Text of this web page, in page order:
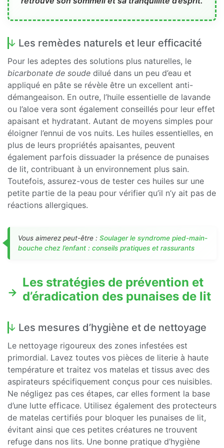
Les remèdes naturels et leur efficacité
Pour les adeptes des solutions plus naturelles, le
bicarbonate de soude dilué dans un peu d’eau et
appliqué en pâte se révèle être un excellent anti-
démangeaison. En outre, l’huile essentielle de lavande
ou l’aloe vera sont également conseillés pour leur effet
apaisant et hydratant. Autant de moyens simples pour
éloigner l’ennui de vos nuits. Les huiles essentielles, en
plus de leurs propriétés apaisantes, peuvent
également parfois dissuader la présence de punaises
de lit, contribuant à un environnement plus sain.
Toutefois, assurez-vous de tester ces huiles sur une
petite partie de la peau pour vérifier qu’il n’y ait pas de
réactions allergiques.
Vous aimerez peut-être : Soulager le syndrome pied-main-
bouche chez l’enfant : conseils pratiques et rassurants
Les stratégies de prévention et
d’éradication des punaises de lit
Les mesures d’hygiène et de nettoyage
Le nettoyage rigoureux des zones infestées est
primordial. Lavez toutes vos pièces de literie à haute
température et traitez vos matelas et tissus avec des
aspirateurs spécifiquement conçus pour ces nuisibles.
Ne négligez pas ces étapes, car elles forment la base
d’une lutte efficace. Utilisez également des protecteurs
de matelas certifiés pour bloquer les punaises de lit,
évitant ainsi que ces petites créatures ne trouvent
refuge dans nos lits. Une bonne pratique d’hygiène